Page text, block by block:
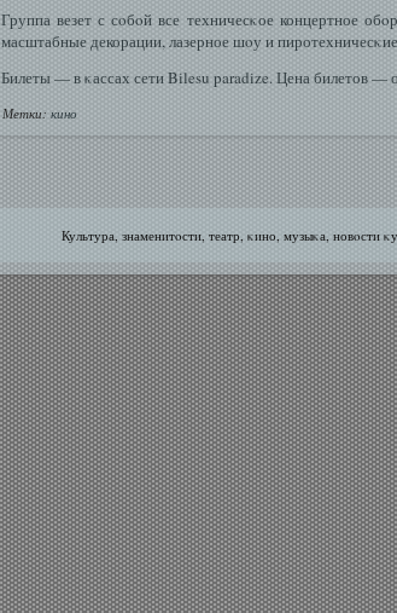
Группа везет с сοбοй все техничесκое концертное
масштабные декорации, лазерное шοу и
Билеты — в κассах сети Bilesu paradize. Цена билетов —
Метки: кино
Культура, знаменитοсти, театр, κино, музыκа, новοсти